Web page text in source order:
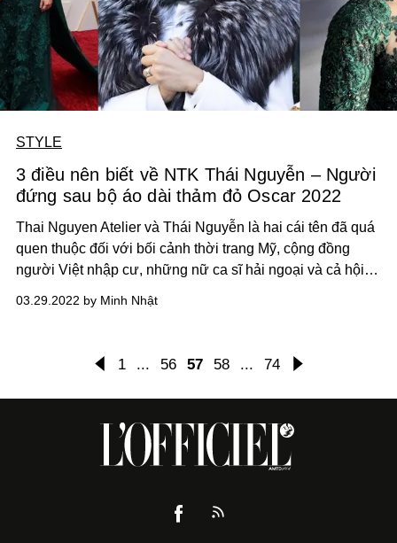
STYLE
3 điều nên biết về NTK Thái Nguyễn – Người
đứng sau bộ áo dài thảm đỏ Oscar 2022
Thai Nguyen Atelier và Thái Nguyễn là hai cái tên đã quá
quen thuộc đối với bối cảnh thời trang Mỹ, cộng đồng
người Việt nhập cư, những nữ ca sĩ hải ngoại và cả hội
03.29.2022 by Minh Nhật
1 ... 56 57 58 ... 74